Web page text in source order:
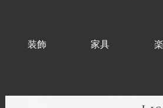
装飾 家具